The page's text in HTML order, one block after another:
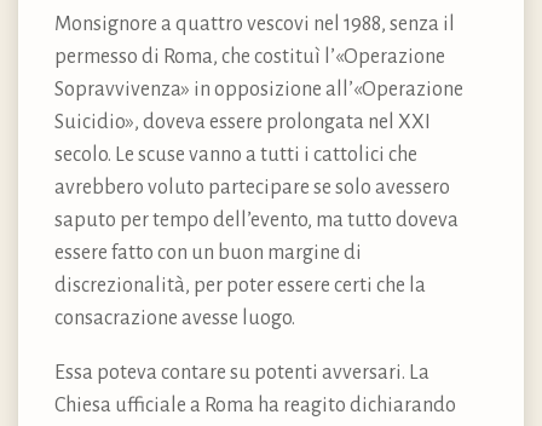
Monsignore a quattro vescovi nel 1988, senza il
permesso di Roma, che costituì l’«Operazione
Sopravvivenza» in opposizione all’«Operazione
Suicidio», doveva essere prolongata nel XXI
secolo. Le scuse vanno a tutti i cattolici che
avrebbero voluto partecipare se solo avessero
saputo per tempo dell’evento, ma tutto doveva
essere fatto con un buon margine di
discrezionalità, per poter essere certi che la
consacrazione avesse luogo.
Essa poteva contare su potenti avversari. La
Chiesa ufficiale a Roma ha reagito dichiarando